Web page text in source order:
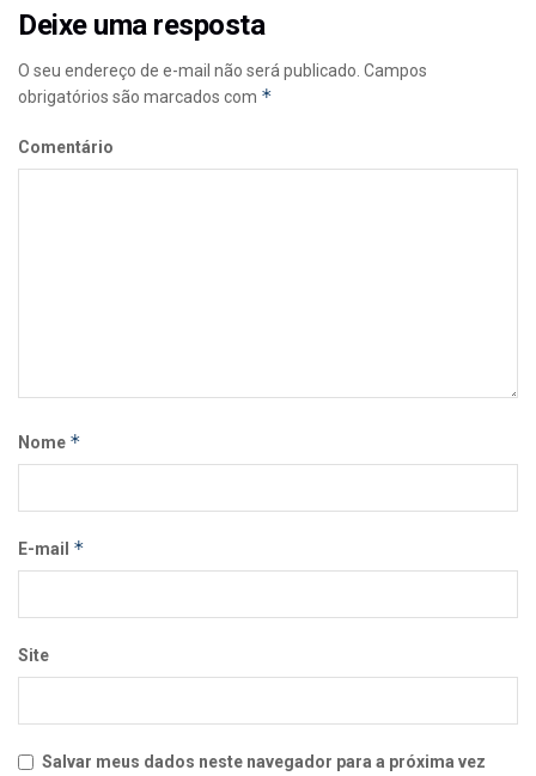
Deixe uma resposta
O seu endereço de e-mail não será publicado. Campos
obrigatórios são marcados com *
Comentário
Nome *
E-mail *
Site
Salvar meus dados neste navegador para a próxima vez